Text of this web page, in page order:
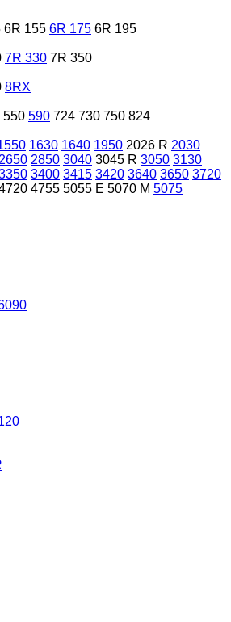
6R 155 6R 175 6R 195
7R 330 7R 350
8RX
550 590 724 730 750 824
1630 1640 1950 2026 R 2030
2650 2850 3040 3045 R 3050 3130
3400 3415 3420 3640 3650 3720
4755 5055 E 5070 M 5075